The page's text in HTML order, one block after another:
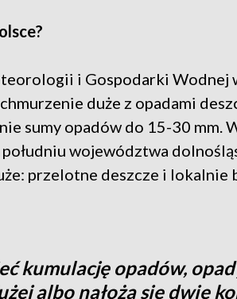
i Gospodarki Wodnej
duże z opadami
sumy opadów do 15-30 mm.
województwa
przelotne deszcze i lokalnie
kumulację opadów,
albo nałożą się dwie